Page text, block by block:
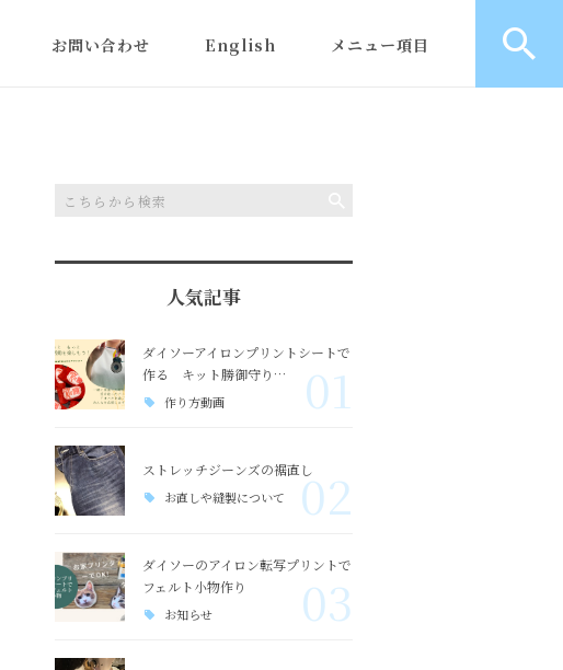
お問い合わせ English メニュー項目
人気記事
ダイソーアイロンプリントシートで
作る キット勝御守り…
作り方動画 01
ストレッチジーンズの裾直し
お直しや縫製について 02
ダイソーのアイロン転写プリントで
フェルト小物作り
お知らせ 03